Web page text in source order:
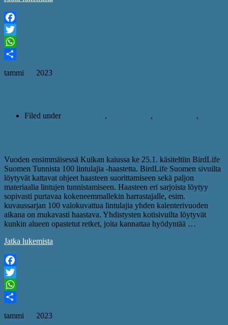
Facebook
Twitter
WhatsApp
tammi 2023
Filed under , ,
,
Vuoden ensimmäisessä Kuikan kaiussa ke 25.1. käsiteltiin BirdLife
Suomen Tunnista 100 lintulajia -haastetta. BirdLife Suomen sivuilta
löytyvät kattavat ohjeet haasteen suorittamiseen sekä paljon
materiaalia lintujen tunnistamiseen. Haasteen eri sarjoista löytyy
sopivasti purtavaa kokeneemmallekin harrastajalle, esim.
kuvaussarjan 100 valokuvattua lintulajia yhden kalenterivuoden
aikana on mukavasti haastava. Yhdistysten kotisivuilta löytyvät
kunkin alueen opastetut retket, joita kannattaa hyödyntää …
Jatka lukemista
Facebook
Twitter
WhatsApp
tammi 2023